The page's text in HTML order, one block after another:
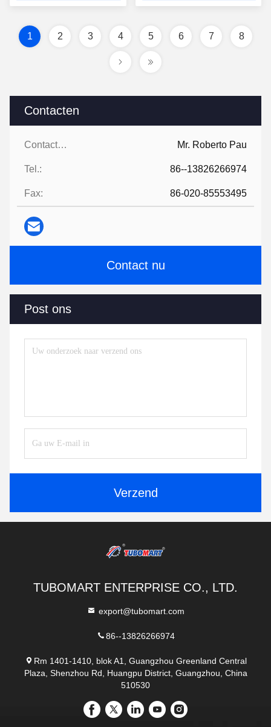
Contacten
Contacten: Mr. Roberto Pau
Tel.: 86--13826266974
Fax: 86-020-85553495
Contact nu
Post ons
Verzend
leidingen, PEX buis
Messing Gaspijp
1 2 3 4 5 6 7 8
TUBOMART ENTERPRISE CO., LTD.
export@tubomart.com
86--13826266974
Rm 1401-1410, blok A1, Guangzhou Greenland Central
Plaza, Shenzhou Rd, Huangpu District, Guangzhou, China
510530